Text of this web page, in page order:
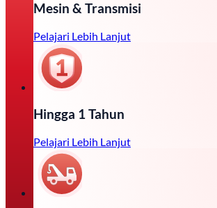
Mesin & Transmisi
Pelajari Lebih Lanjut
Hingga 1 Tahun
Pelajari Lebih Lanjut